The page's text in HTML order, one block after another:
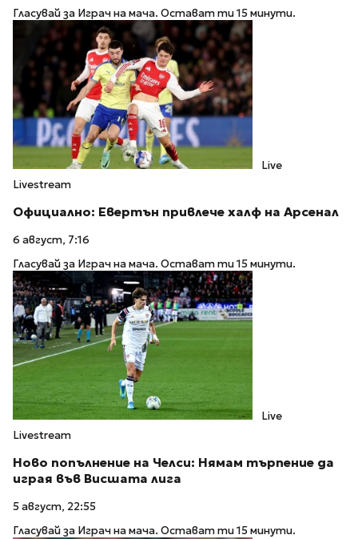
Гласувай за Играч на мача. Остават ти 15 минути.
Live
Livestream
Официално: Евертън привлече халф на Арсенал
6 август, 7:16
Гласувай за Играч на мача. Остават ти 15 минути.
Live
Livestream
Ново попълнение на Челси: Нямам търпение да
играя във Висшата лига
5 август, 22:55
Гласувай за Играч на мача. Остават ти 15 минути.